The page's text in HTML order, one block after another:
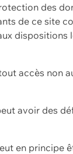
des
de ce site
accès non
avoir des
en principe